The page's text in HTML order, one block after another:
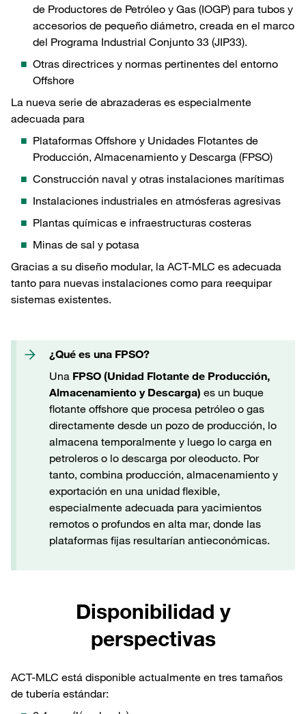
de Productores de Petróleo y Gas (IOGP) para tubos y
accesorios de pequeño diámetro, creada en el marco
del Programa Industrial Conjunto 33 (JIP33).
Otras directrices y normas pertinentes del entorno
Offshore
La nueva serie de abrazaderas es especialmente
adecuada para
Plataformas Offshore y Unidades Flotantes de
Producción, Almacenamiento y Descarga (FPSO)
Construcción naval y otras instalaciones marítimas
Instalaciones industriales en atmósferas agresivas
Plantas químicas e infraestructuras costeras
Minas de sal y potasa
Gracias a su diseño modular, la ACT-MLC es adecuada
tanto para nuevas instalaciones como para reequipar
sistemas existentes.
¿Qué es una FPSO?
Una FPSO (Unidad Flotante de Producción,
Almacenamiento y Descarga) es un buque
flotante offshore que procesa petróleo o gas
directamente desde un pozo de producción, lo
almacena temporalmente y luego lo carga en
petroleros o lo descarga por oleoducto. Por
tanto, combina producción, almacenamiento y
exportación en una unidad flexible,
especialmente adecuada para yacimientos
remotos o profundos en alta mar, donde las
plataformas fijas resultarían antieconómicas.
Disponibilidad y
perspectivas
ACT-MLC está disponible actualmente en tres tamaños
de tubería estándar: